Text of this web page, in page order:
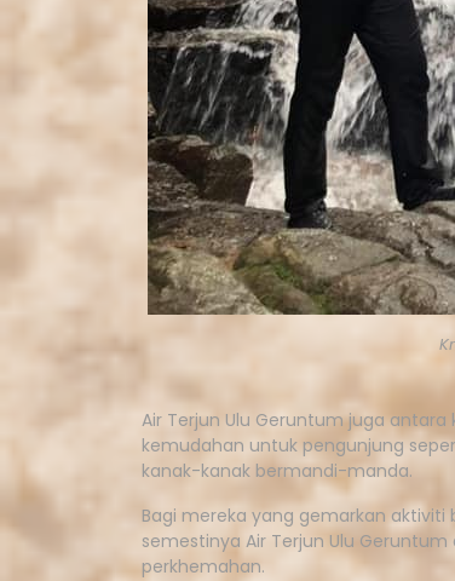
Air Terjun Ulu Geruntum juga
kemudahan untuk pengunjung
kanak-kanak bermandi-manda.
Bagi mereka yang gemarkan
semestinya Air Terjun Ulu
perkhemahan.